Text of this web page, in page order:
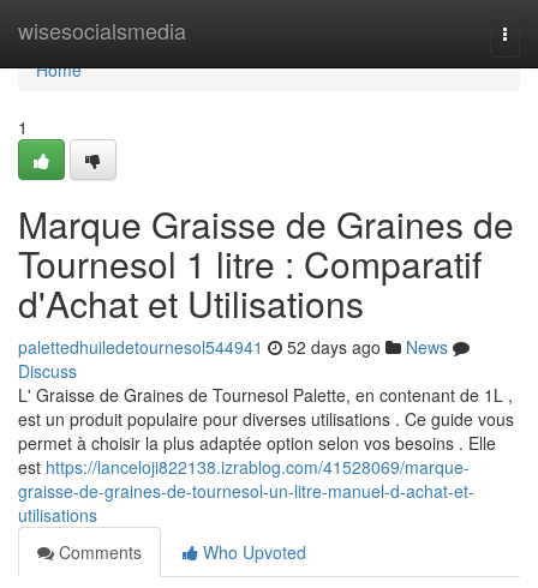
wisesocialsmedia
Home
Home
1
Marque Graisse de Graines de
Tournesol 1 litre : Comparatif
d'Achat et Utilisations
palettedhuiledetournesol544941 52 days ago
News
Discuss
L' Graisse de Graines de Tournesol Palette, en contenant de 1L ,
est un produit populaire pour diverses utilisations . Ce guide vous
permet à choisir la plus adaptée option selon vos besoins . Elle
est https://lanceloji822138.izrablog.com/41528069/marque-
graisse-de-graines-de-tournesol-un-litre-manuel-d-achat-et-
utilisations
Comments
Who Upvoted